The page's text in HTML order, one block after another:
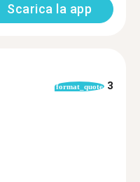
Scarica la app
format_quote 3